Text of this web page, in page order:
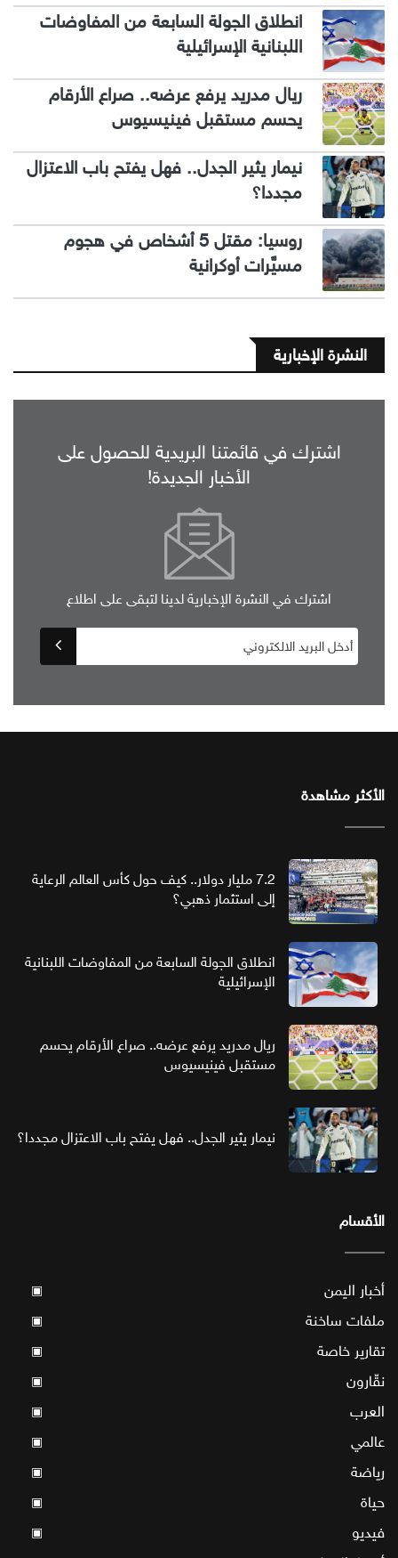
انطلاق الجولة السابعة من المفاوضات
اللبنانية الإسرائيلية
ريال مدريد يرفع عرضه.. صراع الأرقام
يحسم مستقبل فينيسيوس
نيمار يثير الجدل.. فهل يفتح باب الاعتزال
مجددا؟
روسيا: مقتل 5 أشخاص في هجوم
مسيَّرات أوكرانية
النشرة الإخبارية
اشترك في قائمتنا البريدية للحصول على
الأخبار الجديدة!
اشترك في النشرة الإخبارية لدينا لتبقى على اطلاع
الأكثر مشاهدة
7.2 مليار دولار.. كيف حول كأس العالم الرعاية
إلى استثمار ذهبي؟
انطلاق الجولة السابعة من المفاوضات اللبنانية
الإسرائيلية
ريال مدريد يرفع عرضه.. صراع الأرقام يحسم
مستقبل فينيسيوس
نيمار يثير الجدل.. فهل يفتح باب الاعتزال مجددا؟
الأقسام
أخبار اليمن ▣
ملفات ساخنة ▣
تقارير خاصة ▣
نقّارون ▣
العرب ▣
عالمي ▣
رياضة ▣
حياة ▣
فيديو ▣